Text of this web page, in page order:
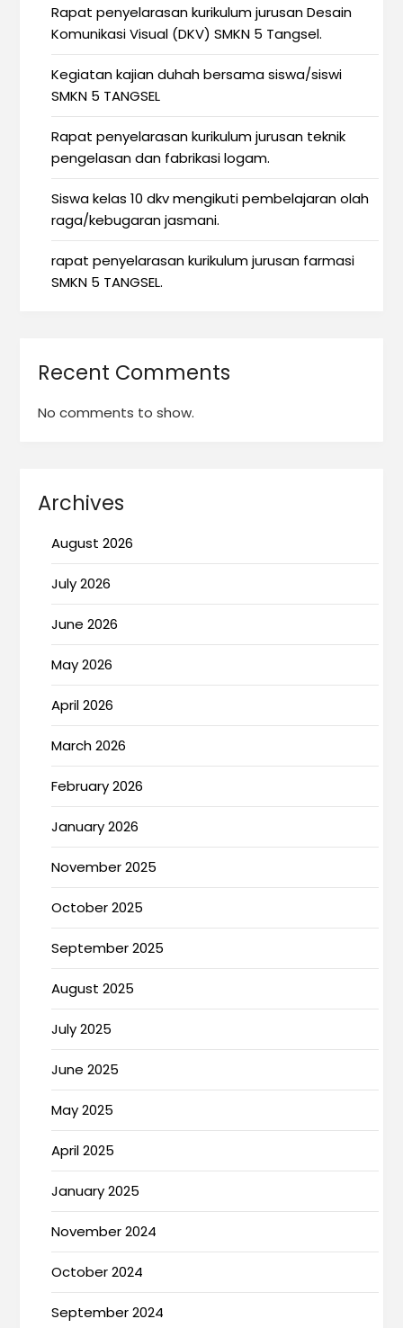
Rapat penyelarasan kurikulum jurusan Desain
Komunikasi Visual (DKV) SMKN 5 Tangsel.
Kegiatan kajian duhah bersama siswa/siswi
SMKN 5 TANGSEL
Rapat penyelarasan kurikulum jurusan teknik
pengelasan dan fabrikasi logam.
Siswa kelas 10 dkv mengikuti pembelajaran olah
raga/kebugaran jasmani.
rapat penyelarasan kurikulum jurusan farmasi
SMKN 5 TANGSEL.
Recent Comments
No comments to show.
Archives
August 2026
July 2026
June 2026
May 2026
April 2026
March 2026
February 2026
January 2026
November 2025
October 2025
September 2025
August 2025
July 2025
June 2025
May 2025
April 2025
January 2025
November 2024
October 2024
September 2024